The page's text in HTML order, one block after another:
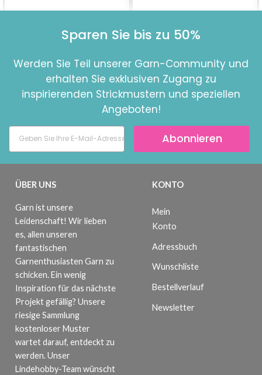
Sparen Sie bis zu 50%
Werden Sie Teil unserer Garn-Community und
erhalten Sie exklusiven Zugang zu
inspirierenden Strickmustern und speziellen
Angeboten!
Abonnieren
ÜBER UNS
Garn ist unsere
Leidenschaft! Wir lieben
es, allen unseren
fantastischen
Garnenthusiasten Garn zu
schicken. Ein wenig
Inspiration für das nächste
Projekt gefällig? Unsere
riesige Sammlung
kostenloser Muster
wartet darauf, entdeckt zu
werden. Unser
Lindehobby-Team wünscht
KONTO
Mein
Konto
Adressbuch
Wunschliste
Bestellverlauf
Newsletter